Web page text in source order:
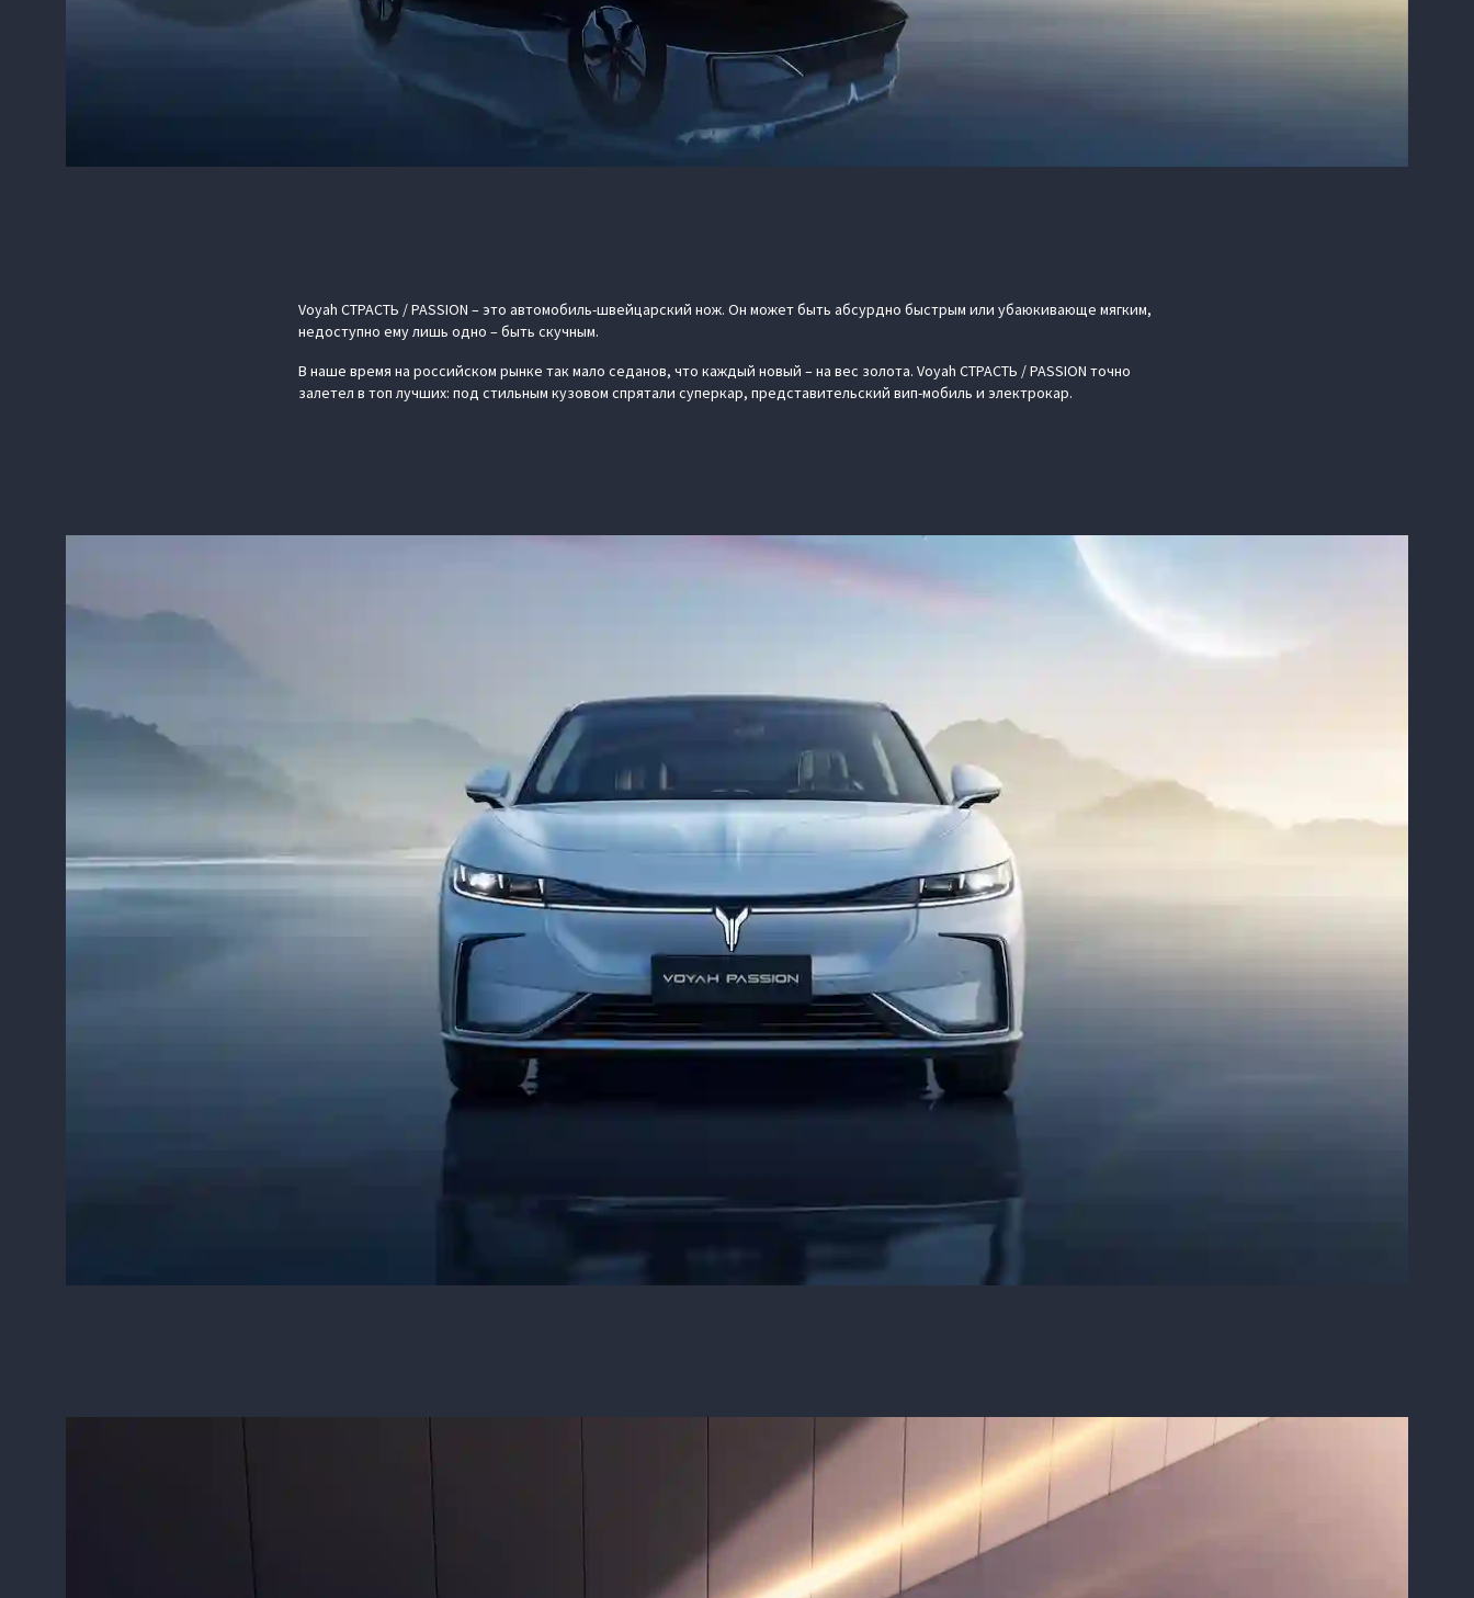
Voyah СТРАСТЬ / PASSION – это автомобиль-швейцарский нож. Он может быть абсурдно быстрым или убаюкивающе мягким,
недоступно ему лишь одно – быть скучным.
В наше время на российском рынке так мало седанов, что каждый новый – на вес золота. Voyah СТРАСТЬ / PASSION точно
залетел в топ лучших: под стильным кузовом спрятали суперкар, представительский вип-мобиль и электрокар.